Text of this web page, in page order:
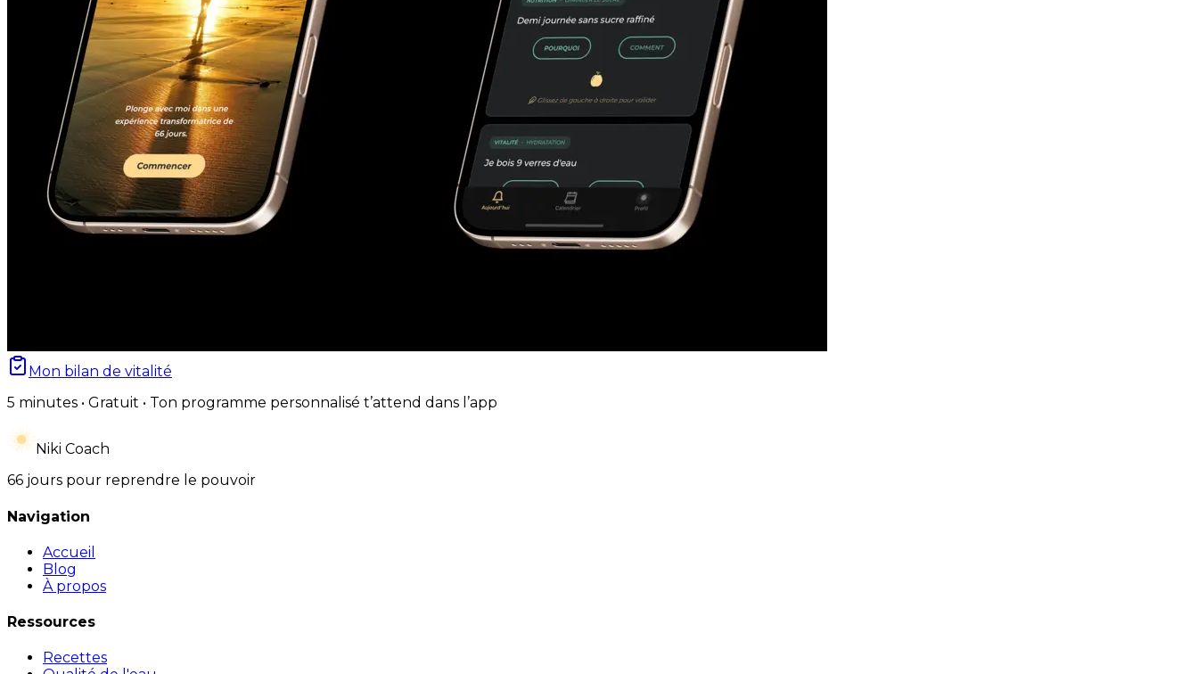
Mon bilan de vitalité
5 minutes • Gratuit • Ton programme personnalisé t’attend dans l’app
Niki Coach
66 jours pour reprendre le pouvoir
Navigation
Accueil
Blog
À propos
Ressources
Recettes